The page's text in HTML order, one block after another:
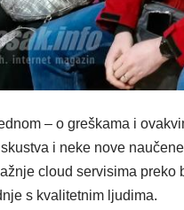
– o greškama i
i neke nove
cloud servisima
s kvalitetnim ljudima.